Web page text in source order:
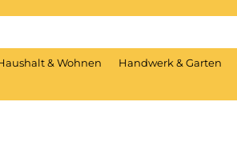
& Wohnen Handwerk & Garten